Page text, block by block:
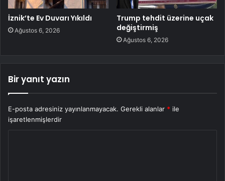
İznik’te Ev Duvarı Yıkıldı
Ağustos 6, 2026
Trump tehdit üzerine uçak
değiştirmiş
Ağustos 6, 2026
Bir yanıt yazın
E-posta adresiniz yayınlanmayacak. Gerekli alanlar * ile
işaretlenmişlerdir